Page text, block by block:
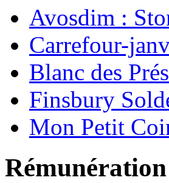
Avosdim :
Carrefour-
Blanc des
Finsbury
Mon Petit